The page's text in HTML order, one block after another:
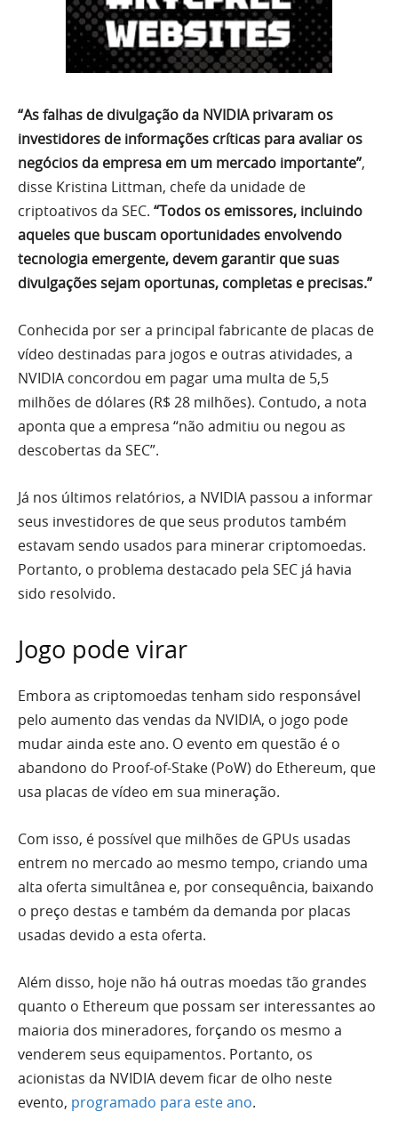
“As falhas de divulgação da NVIDIA privaram os
investidores de informações críticas para avaliar os
negócios da empresa em um mercado importante”,
disse Kristina Littman, chefe da unidade de
criptoativos da SEC. “Todos os emissores, incluindo
aqueles que buscam oportunidades envolvendo
tecnologia emergente, devem garantir que suas
divulgações sejam oportunas, completas e precisas.”
Conhecida por ser a principal fabricante de placas de
vídeo destinadas para jogos e outras atividades, a
NVIDIA concordou em pagar uma multa de 5,5
milhões de dólares (R$ 28 milhões). Contudo, a nota
aponta que a empresa “não admitiu ou negou as
descobertas da SEC”.
Já nos últimos relatórios, a NVIDIA passou a informar
seus investidores de que seus produtos também
estavam sendo usados para minerar criptomoedas.
Portanto, o problema destacado pela SEC já havia
sido resolvido.
Jogo pode virar
Embora as criptomoedas tenham sido responsável
pelo aumento das vendas da NVIDIA, o jogo pode
mudar ainda este ano. O evento em questão é o
abandono do Proof-of-Stake (PoW) do Ethereum, que
usa placas de vídeo em sua mineração.
Com isso, é possível que milhões de GPUs usadas
entrem no mercado ao mesmo tempo, criando uma
alta oferta simultânea e, por consequência, baixando
o preço destas e também da demanda por placas
usadas devido a esta oferta.
Além disso, hoje não há outras moedas tão grandes
quanto o Ethereum que possam ser interessantes ao
maioria dos mineradores, forçando os mesmo a
venderem seus equipamentos. Portanto, os
acionistas da NVIDIA devem ficar de olho neste
evento, programado para este ano.